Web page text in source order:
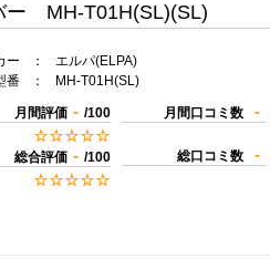
ー MH-T01H(SL)(SL)
ー ：
エルパ(ELPA)
番
： MH-T01H(SL)
月間評価 - /100
総合評価 - /100
月間口コミ数 -
総口コミ数 -